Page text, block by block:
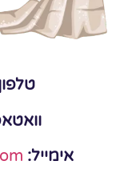
אימייל: